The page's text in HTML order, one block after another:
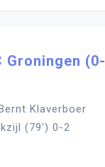
Groningen (0-
Klaverboer
(79′) 0-2